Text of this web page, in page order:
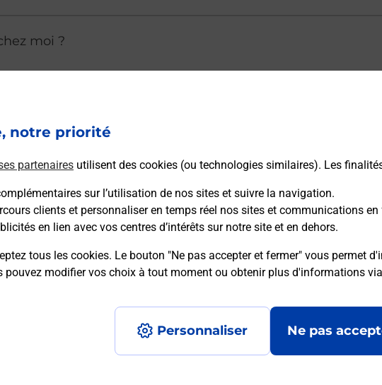
notre priorité
partenaires utilisent des cookies (ou technologies similaires). Les
sur l’utilisation de nos sites et suivre la navigation.
clients et personnaliser en temps réel nos sites et communications
en lien avec vos centres d’intérêts sur notre site et en dehors.
tous les cookies. Le bouton "Ne pas accepter et fermer" vous permet
modifier vos choix à tout moment ou obtenir plus d'informations via
Personnaliser Ne pas
moi ?
directement depuis un bureau de Poste ?
de livraison ?
à votre sécurité au quotidien ?
avec La Poste et sous quelles conditions ?